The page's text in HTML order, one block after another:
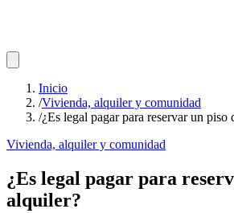
Inicio
/Vivienda, alquiler y comunidad
/¿Es legal pagar para reservar un piso
Vivienda, alquiler y comunidad
¿Es legal pagar para
alquiler?